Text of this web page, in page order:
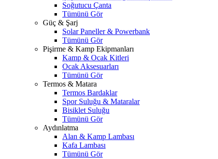
Soğutucu Çanta
Tümünü Gör
Güç & Şarj
Solar Paneller & Powerbank
Tümünü Gör
Pişirme & Kamp Ekipmanları
Kamp & Ocak Kitleri
Ocak Aksesuarları
Tümünü Gör
Termos & Matara
Termos Bardaklar
Spor Suluğu & Mataralar
Bisiklet Suluğu
Tümünü Gör
Aydınlatma
Alan & Kamp Lambası
Kafa Lambası
Tümünü Gör